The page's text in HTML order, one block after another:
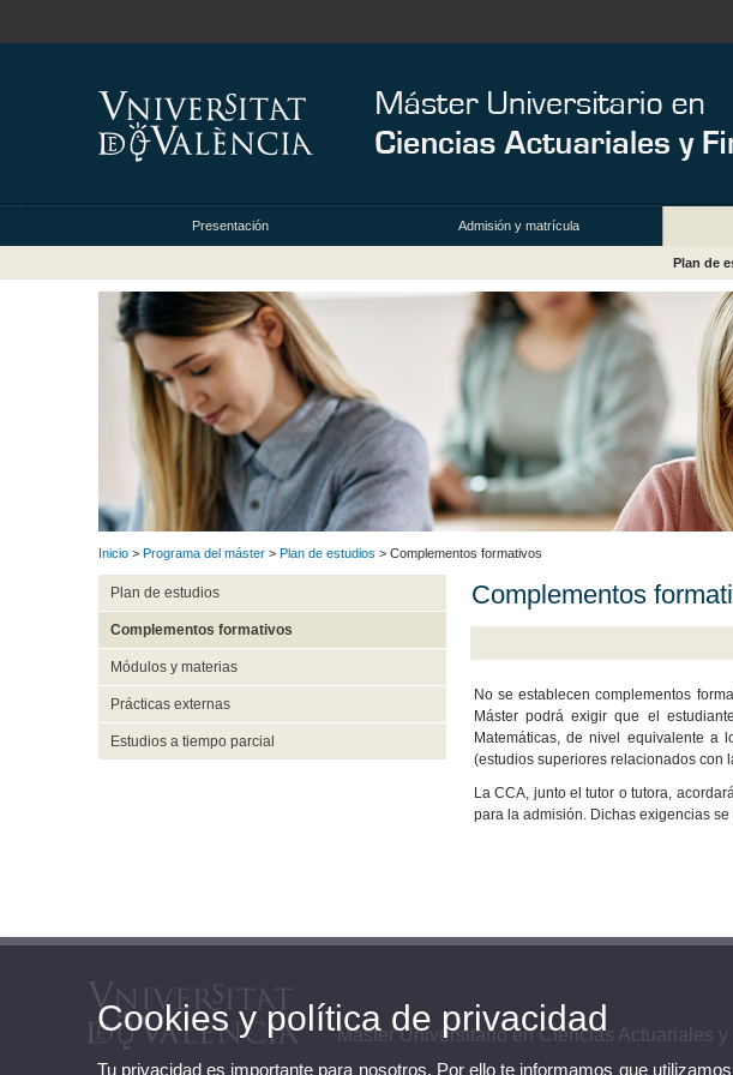
Presentación Admisión y matrícula
Plan de
Inicio > Programa del máster > Plan de estudios > Complementos formativos
Plan de estudios
Complementos formativos
Módulos y materias
Prácticas externas
Estudios a tiempo parcial
Complementos
No se establecen complementos
Máster podrá exigir que el
Matemáticas, de nivel equivalente a
(estudios superiores relacionados con
La CCA, junto el tutor o tutora,
para la admisión. Dichas exigencias
Máster Universitario en Ciencias Actuariales
Cookies y política de privacidad
Tu privacidad es importante para nosotros. Por ello te informamos que